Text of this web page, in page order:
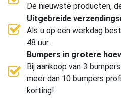
De nieuwste producten,
Uitgebreide
Als u op een werkdag
48 uur.
Bumpers in grotere
Bij aankoop van 3
meer dan 10 bumpers
korting!